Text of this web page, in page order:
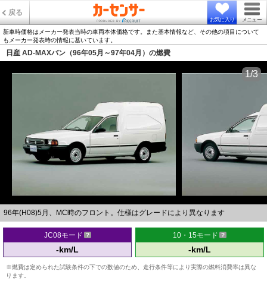
戻る
お気に入り メニュー
新車時価格はメーカー発表当時の車両本体価格です。また基本情報など、その他の項目について
もメーカー発表時の情報に基いています。
日産 AD-MAXバン（96年05月～97年04月）の燃費
96年(H08)5月、MC時のフロント。仕様はグレードにより異なります
1/3
JC08モード
-km/L
10・15モード
-km/L
※燃費は定められた試験条件の下での数値のため、走行条件等により実際の燃料消費率は異な
ります。